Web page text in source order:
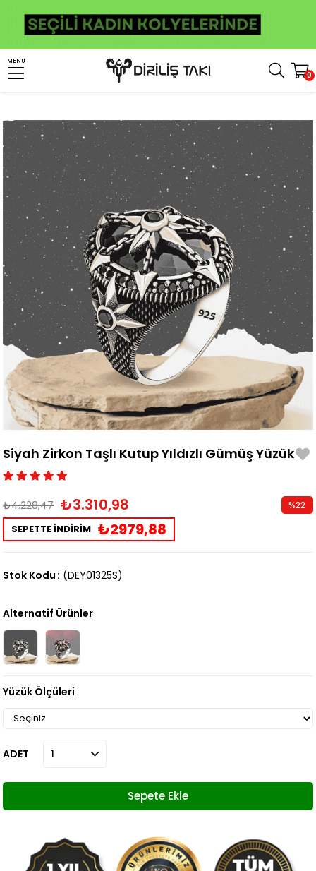
MENU
0
Erkek Gümüş Yüzük
Siyah Zirkon Taşlı Kutup Yıldızlı Gümüş Yüzük
Siyah Zirkon Taşlı Kutup Yıldızlı Gümüş Yüzük
₺4.228,47 ₺3.310,98
SEPETTE İNDİRİM ₺2979,88
%22
Stok Kodu (DEY01325S)
Alternatif Ürünler
Yüzük Ölçüleri
ADET